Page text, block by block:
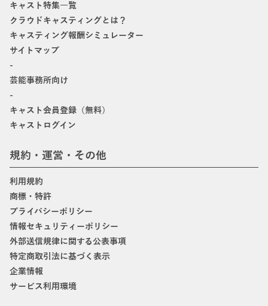
キャスト特集一覧
クラウドキャスティングとは？
キャスティング報酬シミュレーター
サイトマップ
-
芸能事務所向け
-
キャスト会員登録（無料）
キャストログイン
規約・運営・その他
利用規約
商標・特許
プライバシーポリシー
情報セキュリティーポリシー
外部送信規律に関する公表事項
特定商取引法に基づく表示
企業情報
サービス利用環境